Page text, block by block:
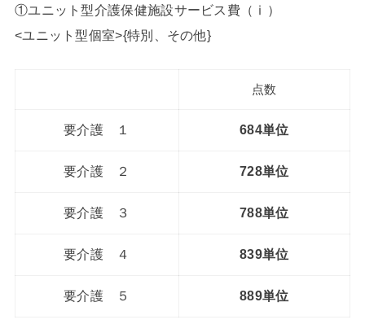
①ユニット型介護保健施設サービス費（ⅰ）
<ユニット型個室>{特別、その他}
点数
要介護 １ 684単位
要介護 ２ 728単位
要介護 ３ 788単位
要介護 ４ 839単位
要介護 ５ 889単位